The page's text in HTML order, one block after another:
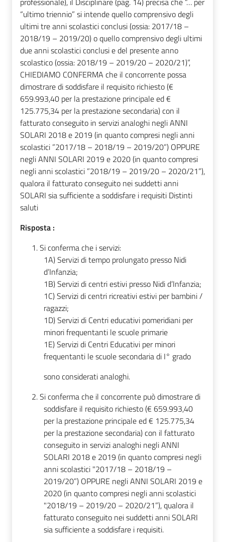
“ultimo triennio” si intende quello comprensivo degli
ultimi tre anni scolastici conclusi (ossia: 2017/18 –
2018/19 – 2019/20) o quello comprensivo degli ultimi
due anni scolastici conclusi e del presente anno
scolastico (ossia: 2018/19 – 2019/20 – 2020/21)”,
CHIEDIAMO CONFERMA che il concorrente possa
dimostrare di soddisfare il requisito richiesto (€
659.993,40 per la prestazione principale ed €
125.775,34 per la prestazione secondaria) con il
fatturato conseguito in servizi analoghi negli ANNI
SOLARI 2018 e 2019 (in quanto compresi negli anni
scolastici ”2017/18 – 2018/19 – 2019/20”) OPPURE
negli ANNI SOLARI 2019 e 2020 (in quanto compresi
negli anni scolastici ”2018/19 – 2019/20 – 2020/21”),
qualora il fatturato conseguito nei suddetti anni
SOLARI sia sufficiente a soddisfare i requisiti Distinti
saluti
Risposta :
1.Si conferma che i servizi:
1A) Servizi di tempo prolungato presso Nidi
d’Infanzia;
1B) Servizi di centri estivi presso Nidi d’Infanzia;
1C) Servizi di centri ricreativi estivi per bambini /
ragazzi;
1D) Servizi di Centri educativi pomeridiani per
minori frequentanti le scuole primarie
1E) Servizi di Centri Educativi per minori
frequentanti le scuole secondaria di I° grado
sono considerati analoghi.
2.Si conferma che il concorrente può dimostrare di
soddisfare il requisito richiesto (€ 659.993,40
per la prestazione principale ed € 125.775,34
per la prestazione secondaria) con il fatturato
conseguito in servizi analoghi negli ANNI
SOLARI 2018 e 2019 (in quanto compresi negli
anni scolastici "2017/18 – 2018/19 –
2019/20”) OPPURE negli ANNI SOLARI 2019 e
2020 (in quanto compresi negli anni scolastici
"2018/19 – 2019/20 – 2020/21”), qualora il
fatturato conseguito nei suddetti anni SOLARI
sia sufficiente a soddisfare i requisiti.